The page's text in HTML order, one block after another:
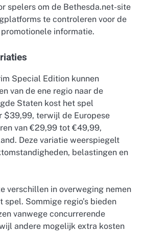
spelers om de Bethesda.net-site
te controleren voor de
informatie.
Special Edition kunnen
van de ene regio naar de
Staten kost het spel
$39,99, terwijl de Europese
van €29,99 tot €49,99,
Deze variatie weerspiegelt
belastingen en
verschillen in overweging nemen
spel. Sommige regio’s bieden
vanwege concurrerende
andere mogelijk extra kosten